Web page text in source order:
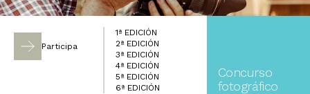
Participa
1ª EDICIÓN
2ª EDICIÓN
3ª EDICIÓN
4ª EDICIÓN
5ª EDICIÓN
6ª EDICIÓN
Concurso
fotográfico